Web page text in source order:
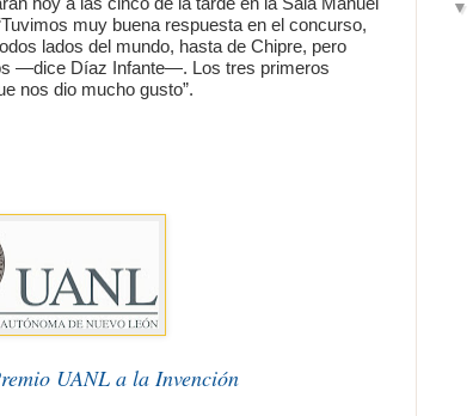
muy buena respuesta en el concurso,
lados del mundo, hasta de Chipre, pero
—dice Díaz Infante—. Los tres primeros
nos dio mucho gusto”.
UANL a la Invención
▼